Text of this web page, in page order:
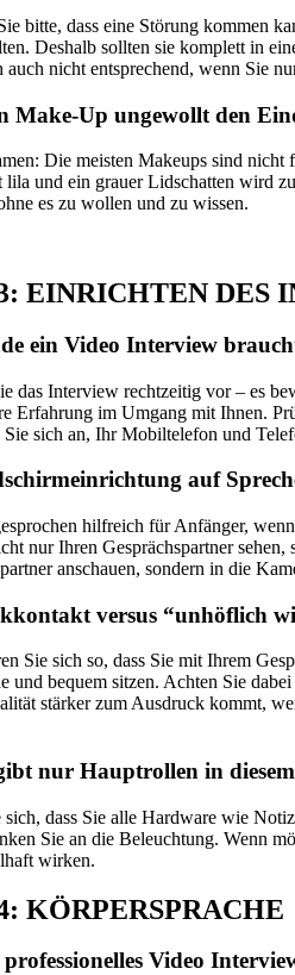
bitte, dass eine Störung kommen
Deshalb sollten sie komplett in
auch nicht entsprechend, wenn Sie
Make-Up ungewollt den
Die meisten Makeups sind
und ein grauer Lidschatten wird
es zu wollen und zu wissen.
EINRICHTEN DES
ein Video Interview
das Interview rechtzeitig vor – es
Erfahrung im Umgang mit Ihnen.
Sie sich an, Ihr Mobiltelefon und
auf
hilfreich für Anfänger,
nur Ihren Gesprächspartner
anschauen, sondern in die
versus “unhöflich
Sie sich so, dass Sie mit Ihrem
und bequem sitzen. Achten Sie
stärker zum Ausdruck kommt,
nur Hauptrollen in
sich, dass Sie alle Hardware wie
Sie an die Beleuchtung. Wenn
wirken.
KÖRPERSPRACHE
Video